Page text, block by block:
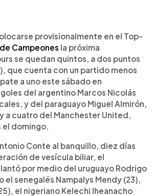
provisionalmente en el Top-
Campeones la próxima
se quedan quintos, a dos puntos
que cuenta con un partido menos
a uno este sábado en
del argentino Marcos Nicolás
y del paraguayo Miguel Almirón,
a cuatro del Manchester United,
el domingo.
Conte al banquillo, diez días
de vesícula biliar, el
por medio del uruguayo Rodrigo
el senegalés Nampalys Mendy (23),
el nigeriano Kelechi Iheanacho